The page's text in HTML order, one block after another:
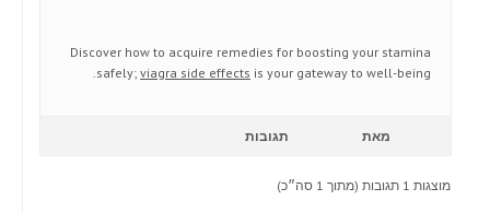
Discover how to acquire remedies for boosting your stamina
safely; viagra side effects is your gateway to well-being.
מאת תגובות
מוצגות 1 תגובות (מתוך 1 סה״כ)